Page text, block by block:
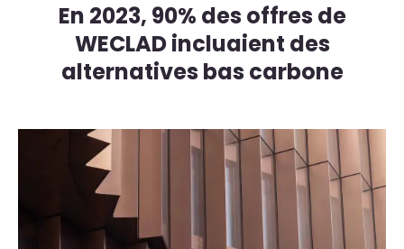
En 2023, 90% des offres de
WECLAD incluaient des
alternatives bas carbone